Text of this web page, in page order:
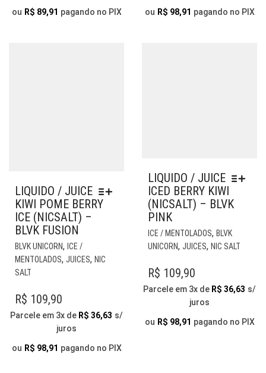
PODEM
ou R$ 89,91 pagando no PIX ou R$ 98,91 pagando no PIX
LIQUIDO / JUICE
KIWI POME BERRY
ICE (NICSALT) –
BLVK FUSION
BLVK UNICORN, ICE /
MENTOLADOS, JUICES, NIC
SALT
VARIANTES.
OPÇÕES
SER
R$ 109,90
Parcele em 3x de R$ 36,63 s/
juros
ou R$ 98,91 pagando no PIX
LIQUIDO / JUICE
ICED BERRY KIWI
(NICSALT) – BLVK
PINK
ICE / MENTOLADOS, BLVK
UNICORN, JUICES, NIC SALT
AS
R$ 109,90
Parcele em 3x de R$ 36,63 s/
juros
ou R$ 98,91 pagando no PIX